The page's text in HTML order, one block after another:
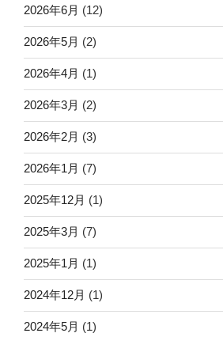
2026年6月 (12)
2026年5月 (2)
2026年4月 (1)
2026年3月 (2)
2026年2月 (3)
2026年1月 (7)
2025年12月 (1)
2025年3月 (7)
2025年1月 (1)
2024年12月 (1)
2024年5月 (1)